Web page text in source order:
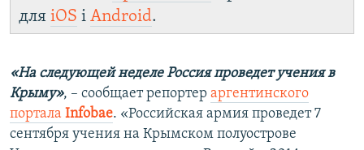
для iOS і Android.
«На следующей неделе Россия проведет учения в
Крыму», – сообщает репортер аргентинского
портала Infobae. «Российская армия проведет 7
сентября учения на Крымском полуострове